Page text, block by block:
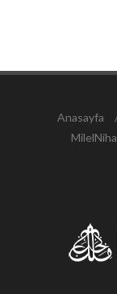
Anasayfa